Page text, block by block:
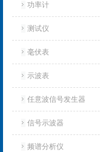
功率计
测试仪
毫伏表
示波表
任意波信号发生器
信号示波器
频谱分析仪